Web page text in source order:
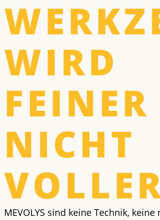
WIRD
FEINER
NICHT
MEVOLYS sind keine Technik,